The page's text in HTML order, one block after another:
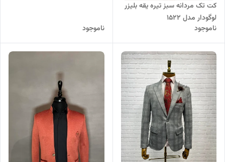
کت تک مردانه سبز تیره یقه بلیزر
لوگودار مدل 1522
ناموجود
ناموجود